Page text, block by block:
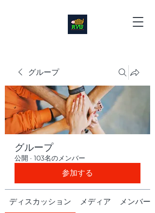
グループ
グループ
公開 · 103名のメンバー
参加する
ディスカッション メディア メンバー